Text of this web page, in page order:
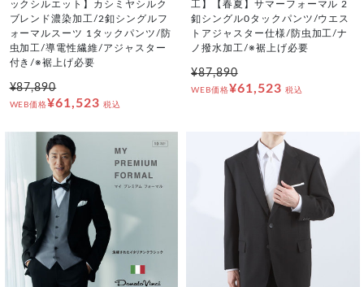
ックシルエット】カシミヤシルク
ブレンド濃染加工/2釦シングルフ
ォーマルスーツ 1タックパンツ/防
虫加工/導電性繊維/アジャスター
付き/※裾上げ必要
¥87,890
WEB価格¥61,523 税込
工】【春夏】サマーフォーマル 2
釦シングル0タックパンツ/ウエス
トアジャスター仕様/防虫加工/ナ
ノ撥水加工/※裾上げ必要
¥87,890
WEB価格¥61,523 税込